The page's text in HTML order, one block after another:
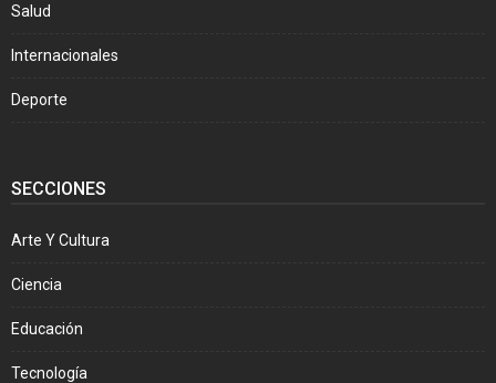
Salud
Internacionales
Deporte
SECCIONES
Arte Y Cultura
Ciencia
Educación
Tecnología